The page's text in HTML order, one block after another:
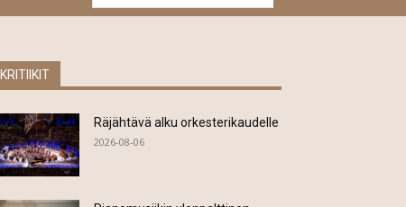
KRITIIKIT
Räjähtävä alku orkesterikaudelle
2026-08-06